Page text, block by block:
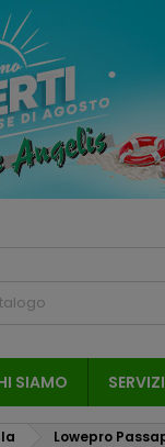
SIAMO SERVIZI
Lowepro